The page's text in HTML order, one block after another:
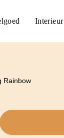
Interieur
Rainbow